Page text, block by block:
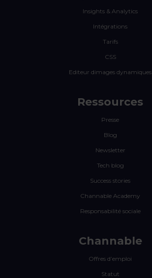
Insights & Analytics
Intégrations
Tarifs
CSS
Editeur dimages dynamiques
Ressources
Presse
Blog
Newsletter
Tech blog
Success stories
Channable Academy
Responsabilité sociale
Channable
Offres d’emploi
Statut